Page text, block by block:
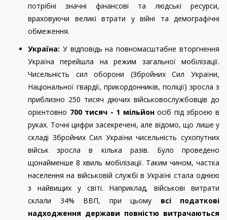
потрібні значні фінансові та людські ресурси,
враховуючи великі втрати у війні та демографічні
обмеження.
Україна: У відповідь на повномасштабне вторгнення
Україна перейшла на режим загальної мобілізації.
Чисельність сил оборони (Збройних Сил України,
Національної гвардії, прикордонників, поліції) зросла з
приблизно 250 тисяч діючих військовослужбовців до
орієнтовно 700 тисяч - 1 мільйоносіб під зброєю в
руках. Точні цифри засекречені, але відомо, що лише у
складі Збройних Сил України чисельність сухопутних
військ зросла в кілька разів. Було проведено
щонайменше 8 хвиль мобілізації. Таким чином, частка
населення на військовій службі в Україні стала однією
з найвищих у світі. Наприклад, військові витрати
склали 34% ВВП, при цьому всі податкові
надходження держави повністю витрачаються